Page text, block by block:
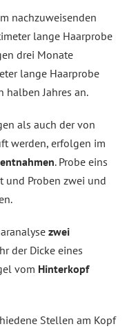
nachzuweisenden
lange Haarprobe
drei Monate
lange Haarprobe
halben Jahres an.
als auch der von
werden, erfolgen im
. Probe eins
und Proben zwei und
zwei
der Dicke eines
vom Hinterkopf
Stellen am Kopf